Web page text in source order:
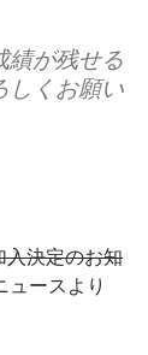
績が残せる
しくお願い
入決定のお知
ースより